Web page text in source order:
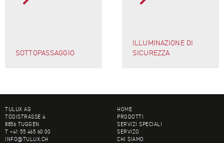
SOTTOPASSAGGIO
ILLUMINAZIONE DI
SICUREZZA
FOOTER
TULUX AG
TÖDISTRASSE 4
8856 TUGGEN
T +41 55 465 60 00
INFO@TULUX.CH
HOME
PRODOTTI
SERVIZI SPECIALI
SERVIZO
CHI SIAMO